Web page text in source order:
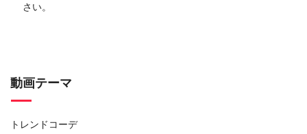
さい。
動画テーマ
トレンドコーデ